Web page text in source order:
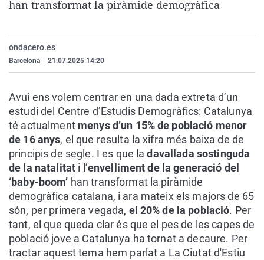
La rosa de los vientos
Caso
Operación Viuda
Extremadura
Navarra
País Vasco
Virales
han transformat la piràmide demogràfica
ondacero.es
Barcelona 21.07.2025 14:20
Avui ens volem centrar en una dada extreta d’un
estudi del Centre d’Estudis Demogràfics: Catalunya
té actualmentmenys d’un 15% de població menor
de 16 anys, el que resulta la xifra més baixa de de
principis de segle. I es que la davallada sostinguda
de la natalitat i l’envelliment de la generació del
‘baby-boom’ han transformat la piràmide
demogràfica catalana, i ara mateix els majors de 65
són, per primera vegada, el 20% de la població. Per
tant, el que queda clar és que el pes de les capes de
població jove a Catalunya ha tornat a decaure. Per
tractar aquest tema hem parlat a La Ciutat d'Estiu